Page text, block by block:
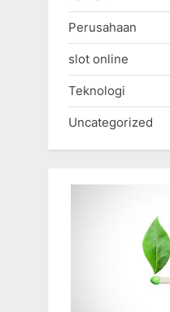
Perusahaan
slot online
Teknologi
Uncategorized